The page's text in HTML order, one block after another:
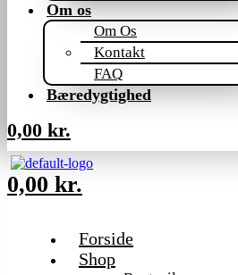
Om os
Om Os
Kontakt
FAQ
Bæredygtighed
0,00 kr.
0,00 kr.
Forside
Shop